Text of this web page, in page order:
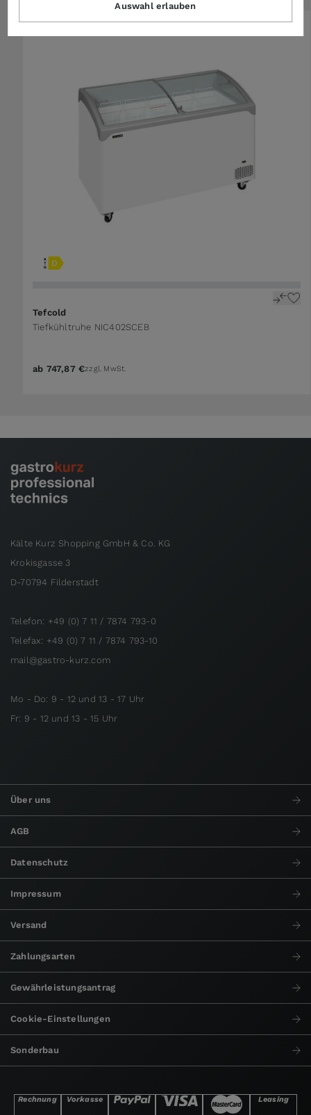
Tefcold
Tiefkühltruhe NIC402SCEB
ab 747,87 €zzgl. MwSt.
Kälte Kurz Shopping GmbH & Co. KG
Krokisgasse 3
D-70794 Filderstadt
Telefon: +49 (0) 7 11 / 7874 793-0
Telefax: +49 (0) 7 11 / 7874 793-10
mail@gastro-kurz.com
Mo - Do: 9 - 12 und 13 - 17 Uhr
Fr: 9 - 12 und 13 - 15 Uhr
Über uns
AGB
Datenschutz
Impressum
Versand
Zahlungsarten
Gewährleistungsantrag
Cookie-Einstellungen
Sonderbau
Rechnung Vorkasse Leasing
Auswahl erlauben